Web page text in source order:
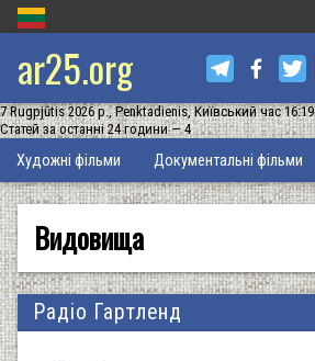
ar25.org
7 Rugpjūtis 2026 р., Penktadienis, Київський час 16:19
Статей за останні 24 години — 4
навіґація
Художні фільми Документальні фільми
Видовища
Радіо Гартленд